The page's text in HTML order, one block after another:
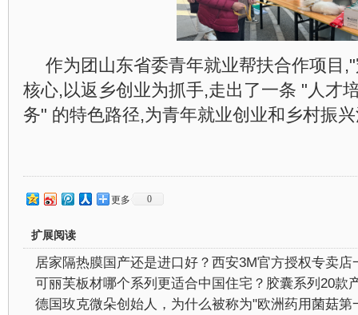
作为团山东省委青年就业帮扶合作项目
核心,以返乡创业为抓手,走出了一条 "人才
务" 的特色路径,为青年就业创业和乡村振
更多 0
扩展阅读
居家隔热膜国产还是进口好？西安3M官方授权专卖店